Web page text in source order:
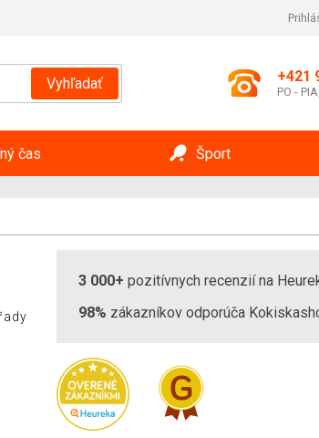
Vyhľadať +421
PO -
čas Šport
3 000+ pozitívnych recenzií na
98% zákazníkov odporúča